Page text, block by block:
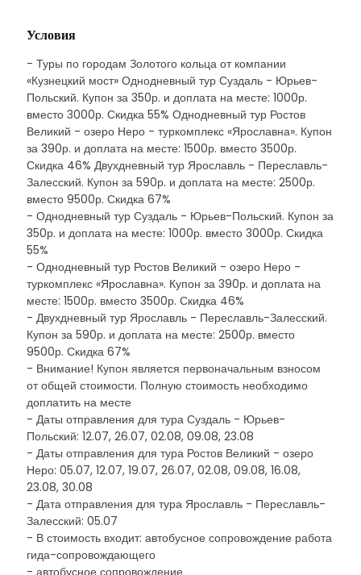
Условия
- Туры по городам Золотого кольца от компании
«Кузнецкий мост» Однодневный тур Суздаль - Юрьев-
Польский. Купон за 350р. и доплата на месте: 1000р.
вместо 3000р. Скидка 55% Однодневный тур Ростов
Великий - озеро Неро - туркомплекс «Ярославна». Купон
за 390р. и доплата на месте: 1500р. вместо 3500р.
Скидка 46% Двухдневный тур Ярославль - Переславль-
Залесский. Купон за 590р. и доплата на месте: 2500р.
вместо 9500р. Скидка 67%
- Однодневный тур Суздаль - Юрьев-Польский. Купон за
350р. и доплата на месте: 1000р. вместо 3000р. Скидка
55%
- Однодневный тур Ростов Великий - озеро Неро -
туркомплекс «Ярославна». Купон за 390р. и доплата на
месте: 1500р. вместо 3500р. Скидка 46%
- Двухдневный тур Ярославль - Переславль-Залесский.
Купон за 590р. и доплата на месте: 2500р. вместо
9500р. Скидка 67%
- Внимание! Купон является первоначальным взносом
от общей стоимости. Полную стоимость необходимо
доплатить на месте
- Даты отправления для тура Суздаль - Юрьев-
Польский: 12.07, 26.07, 02.08, 09.08, 23.08
- Даты отправления для тура Ростов Великий - озеро
Неро: 05.07, 12.07, 19.07, 26.07, 02.08, 09.08, 16.08,
23.08, 30.08
- Дата отправления для тура Ярославль - Переславль-
Залесский: 05.07
- В стоимость входит: автобусное сопровождение работа
гида-сопровождающего
- автобусное сопровождение